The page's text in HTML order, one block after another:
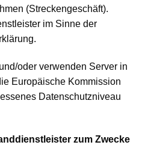
(Streckengeschäft).
im Sinne der
oder verwenden Server in
Europäische Kommission
Datenschutzniveau
zum Zwecke